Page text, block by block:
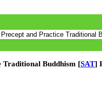
Traditional Buddhism [SAT]